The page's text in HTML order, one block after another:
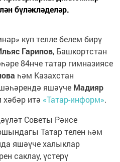
бүләкләделәр.
күп телле белем бирү
Гарипов, Башкортстан
84нче татар гимназиясе
һәм Казахстан
яшәүче Мадияр
хәбәр итә «Татар-информ».
Советы Рәисе
Татар телен һәм
яшәүче халыклар
саклау, үстерү